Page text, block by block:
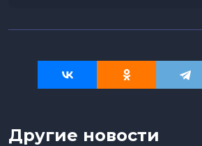
Другие новости